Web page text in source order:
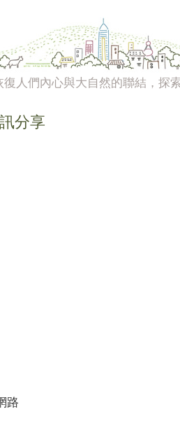
人們內心與大自然的聯結，探
分享
路